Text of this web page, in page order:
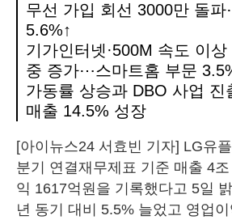
무선 가입 회선 3000만 돌
5.6%↑
기가인터넷·500M 속도 이상
중 증가⋯스마트홈 부문
가동률 상승과 DBO 사업
매출 14.5% 성장
[아이뉴스24 서효빈 기자] LG유
분기 연결재무제표 기준 매출 4조
익 1617억원을 기록했다고 5일
년 동기 대비 5.5% 늘었고 영업